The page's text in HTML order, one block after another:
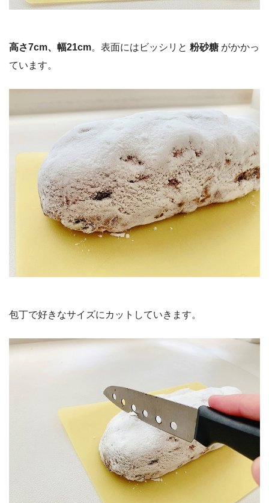
高さ7cm、幅21cm。表面にはビッシリと 粉砂糖 がかかっ
ています。
包丁で好きなサイズにカットしていきます。